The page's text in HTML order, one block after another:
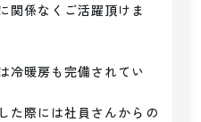
関係なくご活躍頂けま
冷暖房も完備されてい
た際には社員さんからの